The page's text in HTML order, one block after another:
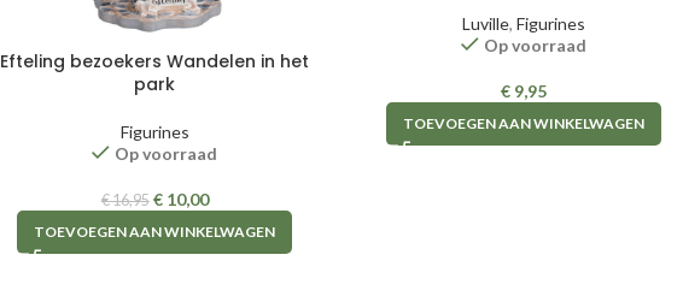
Efteling bezoekers Wandelen in het
park
Figurines
Op voorraad
€16,95 €10,00
TOEVOEGEN AAN WINKELWAGEN
Luville, Figurines
Op voorraad
€9,95
TOEVOEGEN AAN WINKELWAGEN